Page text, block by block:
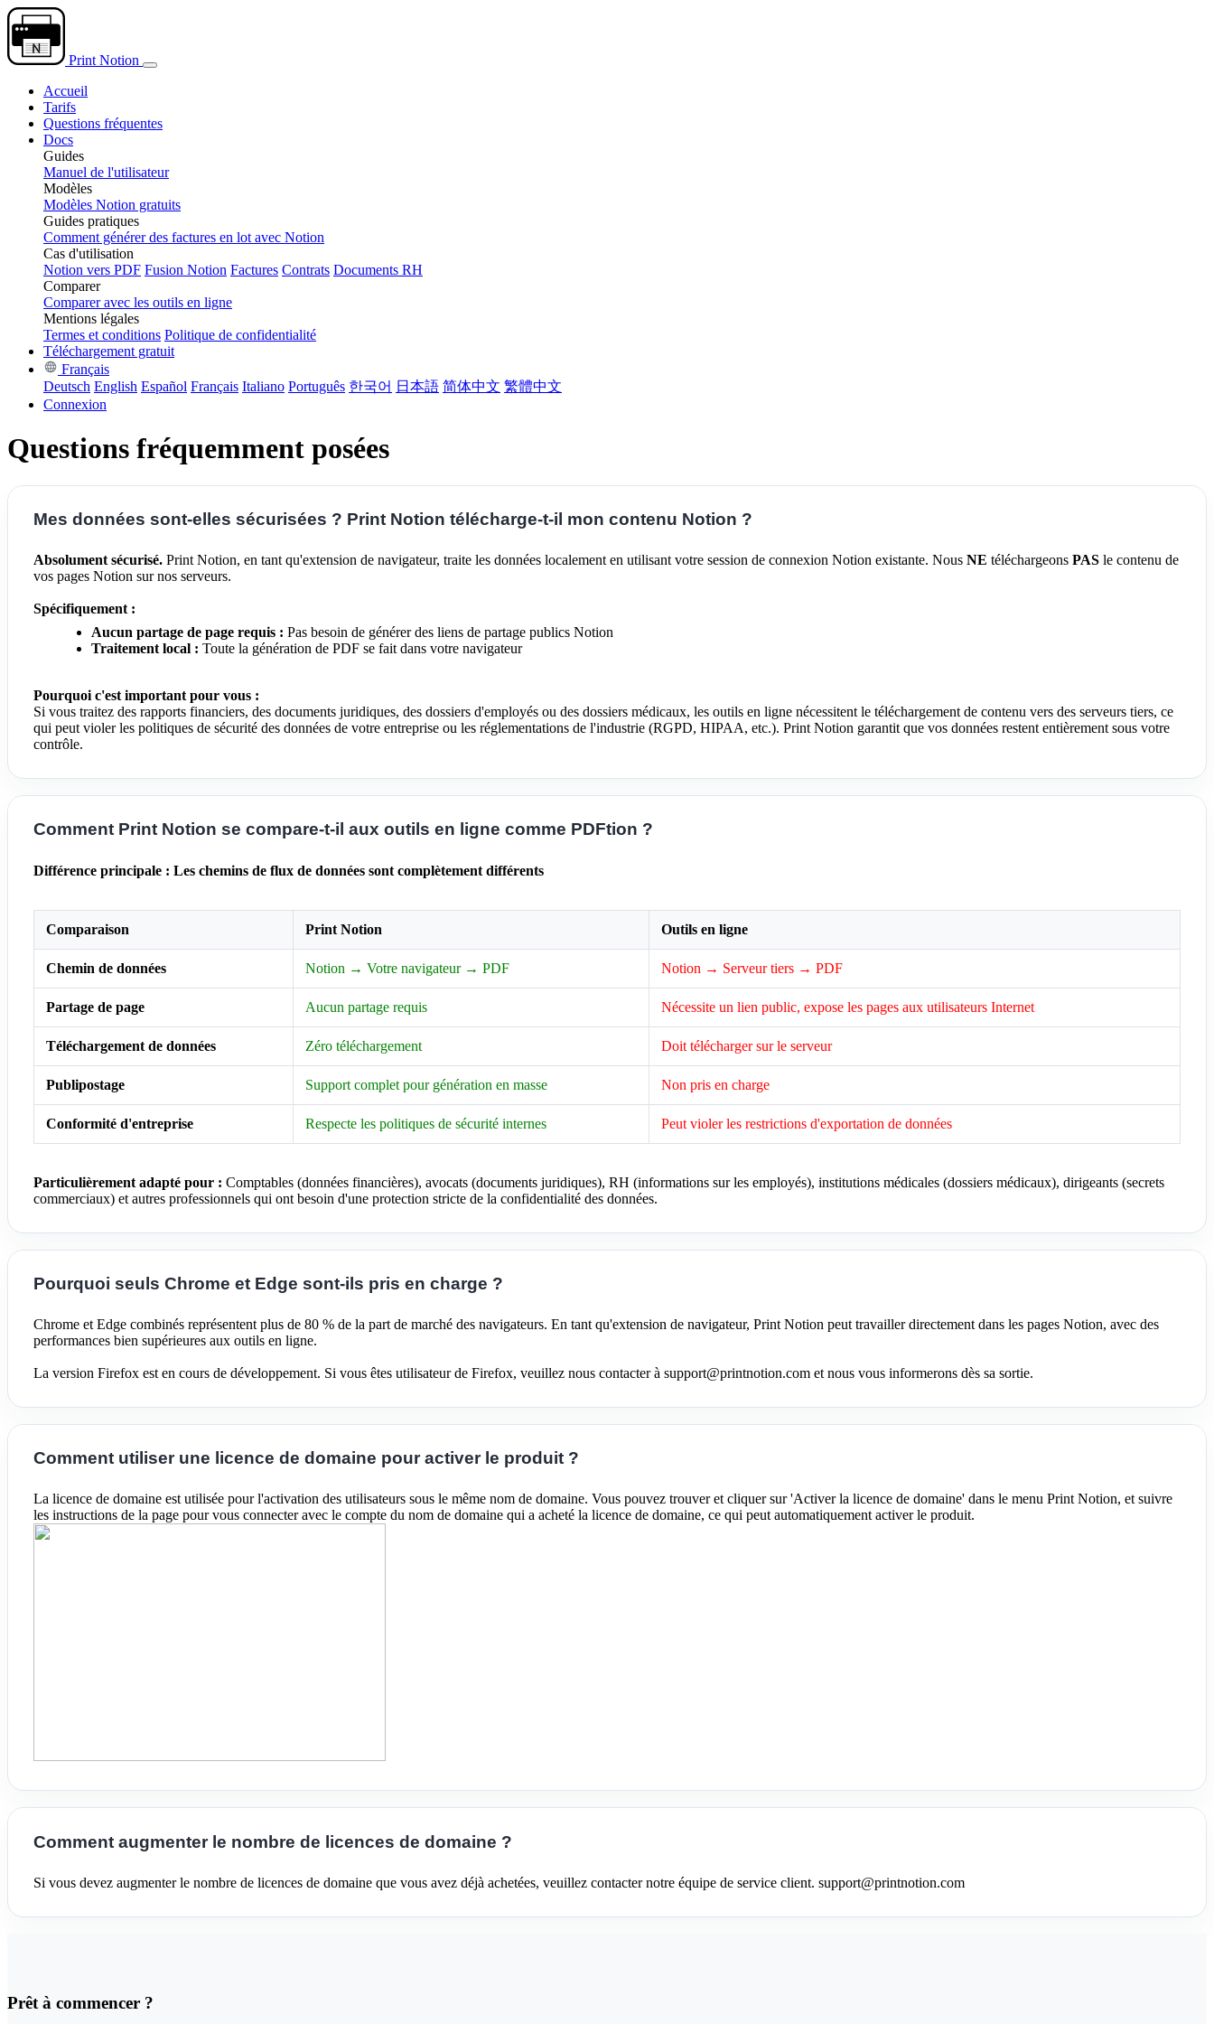
Print Notion
Accueil
Tarifs
Questions fréquentes
Docs
Guides
Manuel de l'utilisateur
Modèles
Modèles Notion gratuits
Guides pratiques
Comment générer des factures en lot avec Notion
Cas d'utilisation
Notion vers PDF Fusion Notion Factures Contrats Documents RH
Comparer
Comparer avec les outils en ligne
Mentions légales
Termes et conditions Politique de confidentialité
Téléchargement gratuit
Français
Deutsch English Español Français Italiano Português 한국어 日本語 简体中文 繁體中文
Connexion
Questions fréquemment posées
Mes données sont-elles sécurisées ? Print Notion télécharge-t-il mon contenu Notion ?
Absolument sécurisé. Print Notion, en tant qu'extension de navigateur, traite les données localement en utilisant votre session de connexion Notion existante. Nous NE téléchargeons PAS le contenu de
vos pages Notion sur nos serveurs.
Spécifiquement :
Aucun partage de page requis : Pas besoin de générer des liens de partage publics Notion
Traitement local : Toute la génération de PDF se fait dans votre navigateur
Pourquoi c'est important pour vous :
Si vous traitez des rapports financiers, des documents juridiques, des dossiers d'employés ou des dossiers médicaux, les outils en ligne nécessitent le téléchargement de contenu vers des serveurs tiers, ce
qui peut violer les politiques de sécurité des données de votre entreprise ou les réglementations de l'industrie (RGPD, HIPAA, etc.). Print Notion garantit que vos données restent entièrement sous votre
contrôle.
Comment Print Notion se compare-t-il aux outils en ligne comme PDFtion ?
Différence principale : Les chemins de flux de données sont complètement différents
Comparaison Print Notion Outils en ligne
Chemin de données Notion → Votre navigateur → PDF Notion → Serveur tiers → PDF
Partage de page Aucun partage requis Nécessite un lien public, expose les pages aux utilisateurs Internet
Téléchargement de données Zéro téléchargement Doit télécharger sur le serveur
Publipostage Support complet pour génération en masse Non pris en charge
Conformité d'entreprise Respecte les politiques de sécurité internes Peut violer les restrictions d'exportation de données
Particulièrement adapté pour : Comptables (données financières), avocats (documents juridiques), RH (informations sur les employés), institutions médicales (dossiers médicaux), dirigeants (secrets
commerciaux) et autres professionnels qui ont besoin d'une protection stricte de la confidentialité des données.
Pourquoi seuls Chrome et Edge sont-ils pris en charge ?
Chrome et Edge combinés représentent plus de 80 % de la part de marché des navigateurs. En tant qu'extension de navigateur, Print Notion peut travailler directement dans les pages Notion, avec des
performances bien supérieures aux outils en ligne.
La version Firefox est en cours de développement. Si vous êtes utilisateur de Firefox, veuillez nous contacter à support@printnotion.com et nous vous informerons dès sa sortie.
Comment utiliser une licence de domaine pour activer le produit ?
La licence de domaine est utilisée pour l'activation des utilisateurs sous le même nom de domaine. Vous pouvez trouver et cliquer sur 'Activer la licence de domaine' dans le menu Print Notion, et suivre
les instructions de la page pour vous connecter avec le compte du nom de domaine qui a acheté la licence de domaine, ce qui peut automatiquement activer le produit.
Comment augmenter le nombre de licences de domaine ?
Si vous devez augmenter le nombre de licences de domaine que vous avez déjà achetées, veuillez contacter notre équipe de service client. support@printnotion.com
Prêt à commencer ?